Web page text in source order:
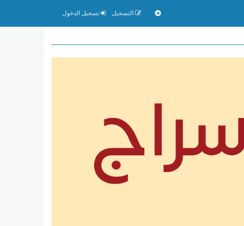
التسجيل تسجيل الدخول